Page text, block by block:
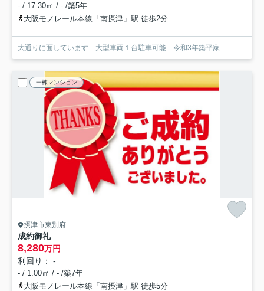
- / 17.30㎡ / - /築5年
大阪モノレール本線「南摂津」駅 徒歩2分
大通りに面しています 大型車両１台駐車可能 令和3年築平家
一棟マンション
摂津市東別府
成約御礼
8,280万円
利回り： -
- / 1.00㎡ / - /築7年
大阪モノレール本線「南摂津」駅 徒歩5分